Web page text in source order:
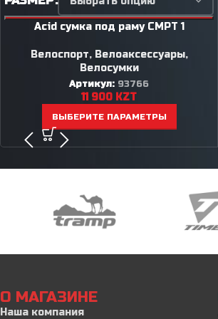
Acid сумка под раму CMPT 1
Велоспорт, Велоаксессуары,
Велосумки
Артикул: 93766
11 900 KZT
ВЫБЕРИТЕ ПАРАМЕТРЫ
О МАГАЗИНЕ
Наша компания